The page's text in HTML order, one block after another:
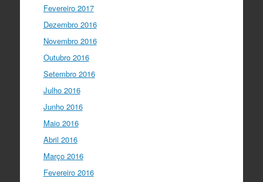
Fevereiro 2017
Dezembro 2016
Novembro 2016
Outubro 2016
Setembro 2016
Julho 2016
Junho 2016
Maio 2016
Abril 2016
Março 2016
Fevereiro 2016